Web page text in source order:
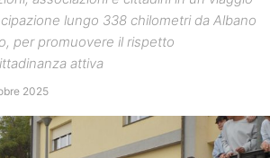
lungo 338 chilometri da Albano
per promuovere il rispetto
attiva
2025